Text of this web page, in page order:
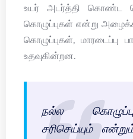
உயர் அடர்த்தி கொண்ட
கொழுப்புகள் என்று
கொழுப்புகள், மாரடைப்பு
உதவுகின்றன.
நல்ல
சரிசெய்யும்